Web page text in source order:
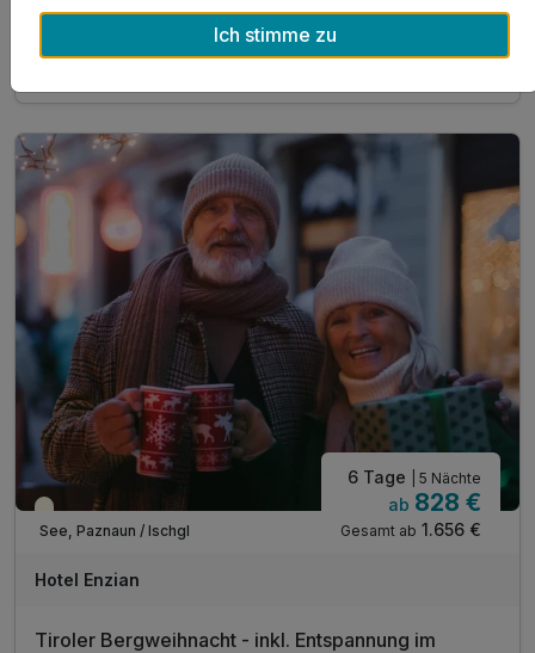
5 x reichhaltiges Frühstücksbuffet mit Bioecke
5 x 4-Gang Abend-Wahl-Menü inkl. Salatbuffet...
inkl. freie Nutzung unseres Wellnessbereiches**
inkl. 10% Rabatt im Sporthaus Narr
5,5 / 6 Gültig bis 26.12.2026
Zum Angebot
Saisonal verfügbar
See, Paznaun / Ischgl
6 Tage | 5 Nächte
ab 828 €
Gesamt ab 1.656 €
Hotel Enzian
Tiroler Bergweihnacht - inkl. Entspannung im
Ich stimme zu